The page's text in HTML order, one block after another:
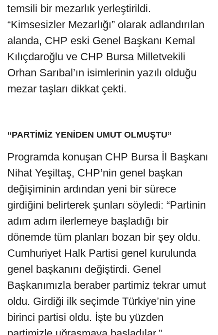
temsili bir mezarlık yerleştirildi.
“Kimsesizler Mezarlığı” olarak adlandırılan
alanda, CHP eski Genel Başkanı Kemal
Kılıçdaroğlu ve CHP Bursa Milletvekili
Orhan Sarıbal’ın isimlerinin yazılı olduğu
mezar taşları dikkat çekti.
“PARTİMİZ YENİDEN UMUT OLMUŞTU”
Programda konuşan CHP Bursa İl Başkanı
Nihat Yeşiltaş, CHP’nin genel başkan
değişiminin ardından yeni bir sürece
girdiğini belirterek şunları söyledi: “Partinin
adım adım ilerlemeye başladığı bir
dönemde tüm planları bozan bir şey oldu.
Cumhuriyet Halk Partisi genel kurulunda
genel başkanını değiştirdi. Genel
Başkanımızla beraber partimiz tekrar umut
oldu. Girdiği ilk seçimde Türkiye’nin yine
birinci partisi oldu. İşte bu yüzden